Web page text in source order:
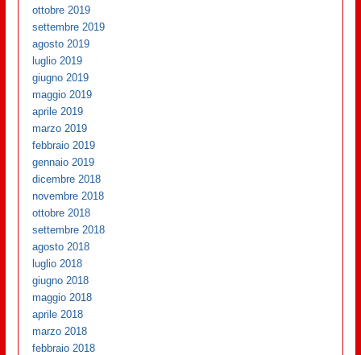
ottobre 2019
settembre 2019
agosto 2019
luglio 2019
giugno 2019
maggio 2019
aprile 2019
marzo 2019
febbraio 2019
gennaio 2019
dicembre 2018
novembre 2018
ottobre 2018
settembre 2018
agosto 2018
luglio 2018
giugno 2018
maggio 2018
aprile 2018
marzo 2018
febbraio 2018